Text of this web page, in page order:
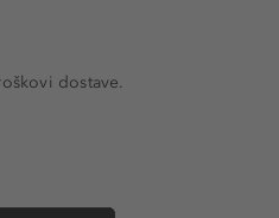
dostave.